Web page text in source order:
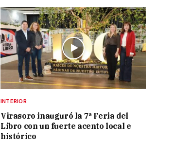
INTERIOR
Virasoro inauguró la 7ª Feria del
Libro con un fuerte acento local e
histórico